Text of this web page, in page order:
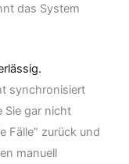
das System
synchronisiert
Sie gar nicht
Fälle” zurück und
manuell